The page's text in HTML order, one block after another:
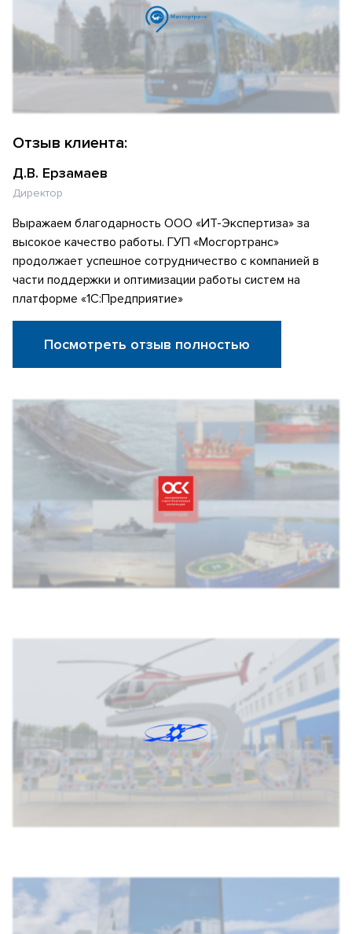
Отзыв клиента:
Д.В. Ерзамаев
Директор
Выражаем благодарность ООО «ИТ-Экспертиза» за
высокое качество работы. ГУП «Мосгортранс»
продолжает успешное сотрудничество с компанией в
части поддержки и оптимизации работы систем на
платформе «1С:Предприятие»
Посмотреть отзыв полностью